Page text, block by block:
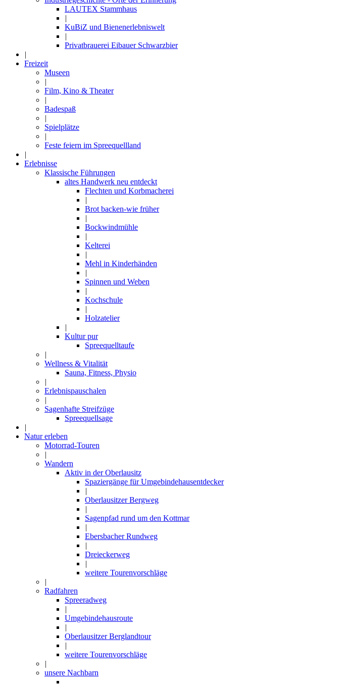
LAUTEX Stammhaus
|
KuBiZ und Bienenerlebniswelt
|
Privatbrauerei Eibauer Schwarzbier
|
Freizeit
Museen
|
Film, Kino & Theater
|
Badespaß
|
Spielplätze
|
Feste feiern im Spreequellland
|
Erlebnisse
Klassische Führungen
altes Handwerk neu entdeckt
Flechten und Korbmacherei
|
Brot backen-wie früher
|
Bockwindmühle
|
Kelterei
|
Mehl in Kinderhänden
|
Spinnen und Weben
|
Kochschule
|
Holzatelier
|
Kultur pur
Spreequelltaufe
|
Wellness & Vitalität
Sauna, Fitness, Physio
|
Erlebnispauschalen
|
Sagenhafte Streifzüge
Spreequellsage
|
Natur erleben
Motorrad-Touren
|
Wandern
Aktiv in der Oberlausitz
Spaziergänge für Umgebindehausentdecker
|
Oberlausitzer Bergweg
|
Sagenpfad rund um den Kottmar
|
Ebersbacher Rundweg
|
Dreieckerweg
|
weitere Tourenvorschläge
|
Radfahren
Spreeradweg
|
Umgebindehausroute
|
Oberlausitzer Berglandtour
|
weitere Tourenvorschläge
|
unsere Nachbarn